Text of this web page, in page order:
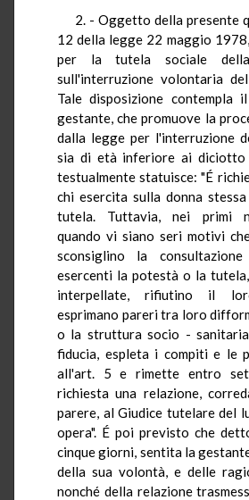
2. - Oggetto della presente
12 della legge 22 maggio
per la tutela sociale
sull'interruzione volontaria
Tale disposizione contempla
gestante, che promuove la
dalla legge per l'interruzione
sia di età inferiore ai diciotto
testualmente statuisce: "É
chi esercita sulla donna
tutela. Tuttavia, nei primi
quando vi siano seri motivi
sconsiglino la
esercenti la potestà o la
interpellate, rifiutino il
esprimano pareri tra loro
o la struttura socio -
fiducia, espleta i compiti e le
all'art. 5 e rimette entro
richiesta una relazione,
parere, al Giudice tutelare del
opera". É poi previsto che
cinque giorni, sentita la
della sua volontà, e delle
nonché della relazione